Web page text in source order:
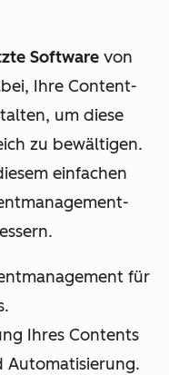
Softwarevon
Ihre Content-
um diese
zu bewältigen.
einfachen
für
Ihres Contents
Automatisierung.